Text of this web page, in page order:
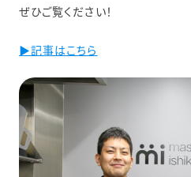
ぜひご覧ください！
▶記事はこちら